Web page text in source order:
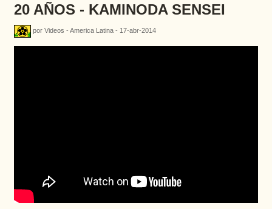
20 AÑOS - KAMINODA SENSEI
por Videos - America Latina - 17-abr-2014